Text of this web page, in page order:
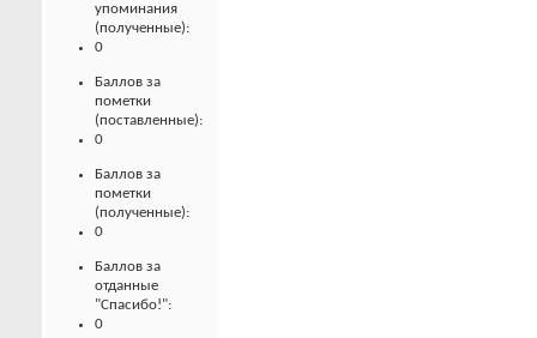
упоминания
(полученные):
0
Баллов за
пометки
(поставленные):
0
Баллов за
пометки
(полученные):
0
Баллов за
отданные
"Спасибо!":
0